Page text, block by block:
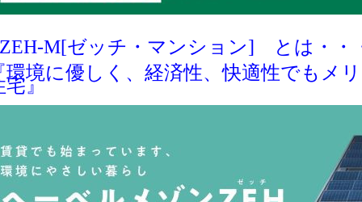
M[ゼッチ・マンション] とは・・
環境に優しく、経済性、快適性でもメ
宅』